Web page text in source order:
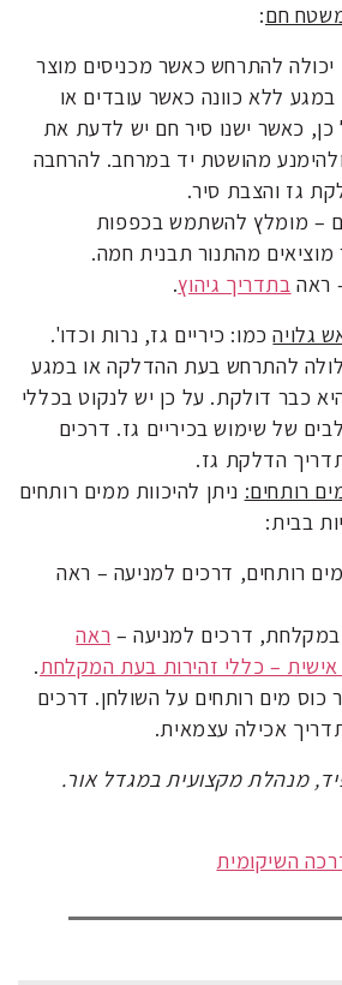
חם:
יכולה להתרחש כאשר מכניסים מוצר
ללא כוונה כאשר עובדים או
כן, כאשר ישנו סיר חם יש לדעת את
מהושטת יד במרחב. להרחבה
גז והצבת סיר.
– מומלץ להשתמש בכפפות
מהתנור תבנית חמה.
ראה בתדריך גיהוץ.
גלויהכמו: כיריים גז, נרות וכדו'.
להתרחש בעת ההדלקה או במגע
כבר דולקת. על כן יש לנקוט בכללי
של שימוש בכיריים גז. דרכים
הדלקת גז.
רותחים: ניתן להיכוות ממים רותחים
בבית:
רותחים, דרכים למניעה – ראה
במקלחת, דרכים למניעה – ראה
אישית – כללי זהירות בעת המקלחת.
כוס מים רותחים על השולחן. דרכים
אכילה עצמאית.
מנהלת מקצועית במגדל אור.
השיקומית